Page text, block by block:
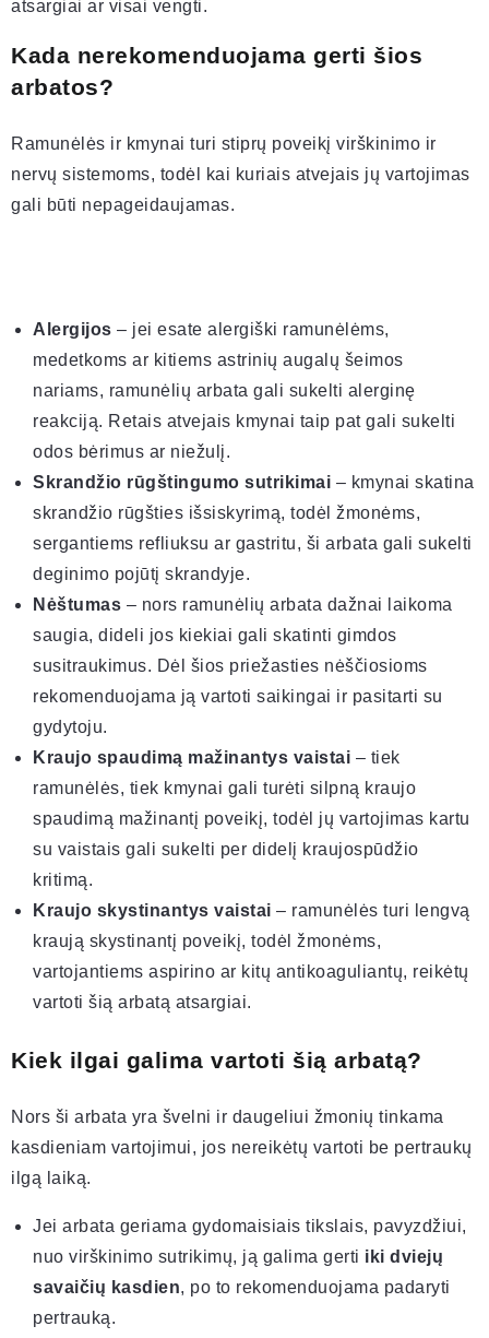
atsargiai ar visai vengti.
Kada nerekomenduojama gerti šios
arbatos?
Ramunėlės ir kmynai turi stiprų poveikį virškinimo ir
nervų sistemoms, todėl kai kuriais atvejais jų vartojimas
gali būti nepageidaujamas.
Alergijos – jei esate alergiški ramunėlėms,
medetkoms ar kitiems astrinių augalų šeimos
nariams, ramunėlių arbata gali sukelti alerginę
reakciją. Retais atvejais kmynai taip pat gali sukelti
odos bėrimus ar niežulį.
Skrandžio rūgštingumo sutrikimai – kmynai skatina
skrandžio rūgšties išsiskyrimą, todėl žmonėms,
sergantiems refliuksu ar gastritu, ši arbata gali sukelti
deginimo pojūtį skrandyje.
Nėštumas – nors ramunėlių arbata dažnai laikoma
saugia, dideli jos kiekiai gali skatinti gimdos
susitraukimus. Dėl šios priežasties nėščiosioms
rekomenduojama ją vartoti saikingai ir pasitarti su
gydytoju.
Kraujo spaudimą mažinantys vaistai – tiek
ramunėlės, tiek kmynai gali turėti silpną kraujo
spaudimą mažinantį poveikį, todėl jų vartojimas kartu
su vaistais gali sukelti per didelį kraujospūdžio
kritimą.
Kraujo skystinantys vaistai – ramunėlės turi lengvą
kraują skystinantį poveikį, todėl žmonėms,
vartojantiems aspirino ar kitų antikoaguliantų, reikėtų
vartoti šią arbatą atsargiai.
Kiek ilgai galima vartoti šią arbatą?
Nors ši arbata yra švelni ir daugeliui žmonių tinkama
kasdieniam vartojimui, jos nereikėtų vartoti be pertraukų
ilgą laiką.
Jei arbata geriama gydomaisiais tikslais, pavyzdžiui,
nuo virškinimo sutrikimų, ją galima gerti iki dviejų
savaičių kasdien, po to rekomenduojama padaryti
pertrauką.